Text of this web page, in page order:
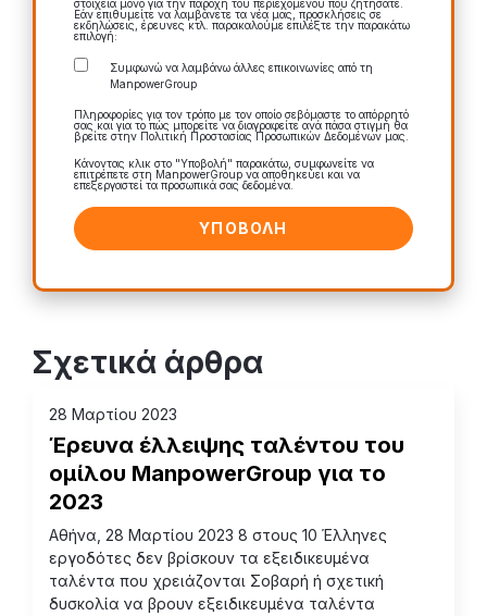
στοιχεία μόνο για την παροχή του περιεχομένου που ζητήσατε.
Εάν επιθυμείτε να λαμβάνετε τα νέα μας, προσκλήσεις σε
εκδηλώσεις, έρευνες κτλ. παρακαλούμε επιλέξτε την παρακάτω
επιλογή:
Συμφωνώ να λαμβάνω άλλες επικοινωνίες από τη
ManpowerGroup
Πληροφορίες για τον τρόπο με τον οποίο σεβόμαστε το απόρρητό
σας και για το πώς μπορείτε να διαγραφείτε ανά πάσα στιγμή θα
βρείτε στην Πολιτική Προστασίας Προσωπικών Δεδομένων μας.
Κάνοντας κλικ στο "Υποβολή" παρακάτω, συμφωνείτε να
επιτρέπετε στη ManpowerGroup να αποθηκεύει και να
επεξεργαστεί τα προσωπικά σας δεδομένα.
Σχετικά άρθρα
28 Μαρτίου 2023
Έρευνα έλλειψης ταλέντου του
ομίλου ManpowerGroup για το
2023
Αθήνα, 28 Μαρτίου 2023 8 στους 10 Έλληνες
εργοδότες δεν βρίσκουν τα εξειδικευμένα
ταλέντα που χρειάζονται Σοβαρή ή σχετική
δυσκολία να βρουν εξειδικευμένα ταλέντα